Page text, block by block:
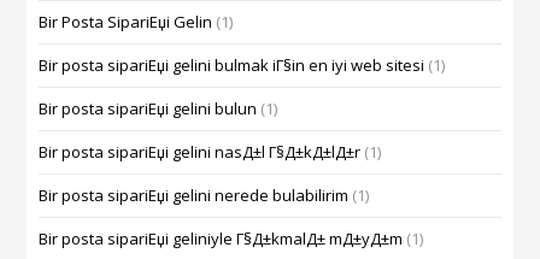
Bir Posta SipariЕџi Gelin (1)
Bir posta sipariЕџi gelini bulmak iГ§in en iyi web sitesi (1)
Bir posta sipariЕџi gelini bulun (1)
Bir posta sipariЕџi gelini nasД±l Г§Д±kД±lД±r (1)
Bir posta sipariЕџi gelini nerede bulabilirim (1)
Bir posta sipariЕџi geliniyle Г§Д±kmalД± mД±yД±m (1)